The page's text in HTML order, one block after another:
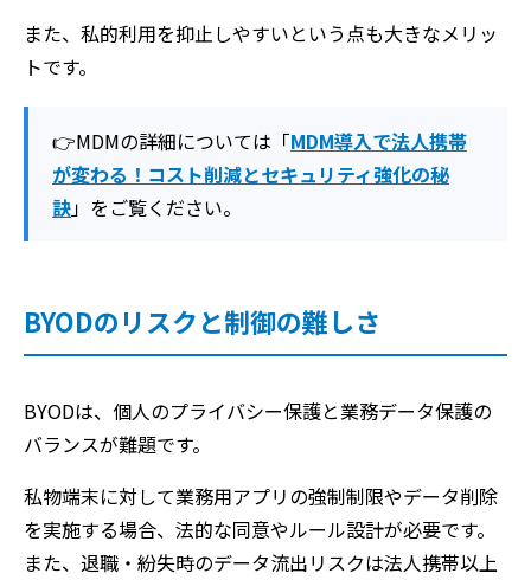
また、私的利用を抑止しやすいという点も大きなメリッ
トです。
👉MDMの詳細については「MDM導入で法人携帯
が変わる！コスト削減とセキュリティ強化の秘
訣」をご覧ください。
BYODのリスクと制御の難しさ
BYODは、個人のプライバシー保護と業務データ保護の
バランスが難題です。
私物端末に対して業務用アプリの強制制限やデータ削除
を実施する場合、法的な同意やルール設計が必要です。
また、退職・紛失時のデータ流出リスクは法人携帯以上